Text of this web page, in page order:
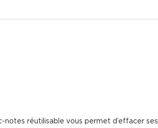
réutilisable vous permet d’effacer ses